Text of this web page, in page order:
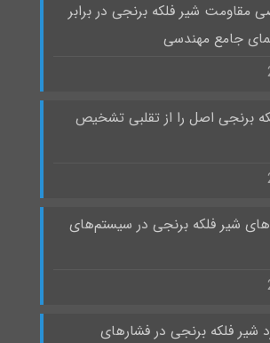
شیر فلکه برنجی در برابر
جامع مهندسی
برنجی اصل را از تقلبی تشخیص
شیر فلکه برنجی در سیستم‌های
شیر فلکه برنجی در فشارهای